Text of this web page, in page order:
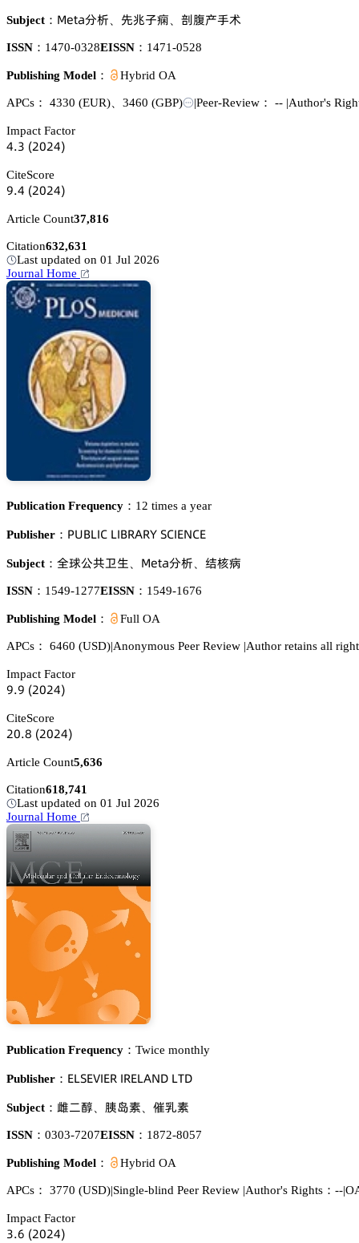
Subject： 胦蠹锆囹湿郪 瓽䱄㞠𪤗 𬘘㫡揇鄪红
ISSN： 1470-0328EISSN： 1471-0528
Publishing Model： Hybrid OA
APCs： 4330 (EUR) 3460 (GBP) |Peer-Review： -- |Author's
Impact Factor
鋺.杚 (缗蔡缗鋺)
CiteScore
䟕.鋺 (缗蔡缗鋺)
Article Count37,816
Citation632,631
Last updated on 01 Jul 2026
Journal Home
Publication Frequency： 12 times a year
Publisher： 鵝侶愨欄喊。 欄喊愨葤嵻葤巨 偌。喊乊沟。乊
Subject： 擭㝅赤吮沇璗、 胦蠹锆囹湿郪、 啅㶉緺
ISSN： 1549-1277EISSN： 1549-1676
Publishing Model： Full OA
APCs： 6460 (USD)|Anonymous Peer Review |Author retains all
Impact Factor
䟕.䟕 (缗蔡缗鋺)
CiteScore
缗蔡.躭 (缗蔡缗鋺)
Article Count5,636
Citation618,741
Last updated on 01 Jul 2026
Journal Home
Publication Frequency： Twice monthly
Publisher： 乊欄偌乊妯喊乊葤 喊葤乊欄嵻沟枀 欄穫枀
Subject： 寸绺醍 饰䦝㙢 洩紒㙢
ISSN： 0303-7207EISSN： 1872-8057
Publishing Model： Hybrid OA
APCs： 3770 (USD)|Single-blind Peer Review |Author's Rights：--|
Impact Factor
杚.炆 (缗蔡缗鋺)